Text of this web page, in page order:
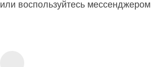
или воспользуйтесь мессенджером